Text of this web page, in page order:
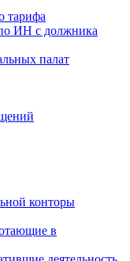
тарифа
ИН с должника
палат
конторы
в